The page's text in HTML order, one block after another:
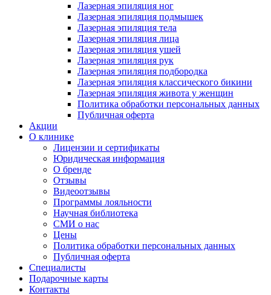
Лазерная эпиляция ног
Лазерная эпиляция подмышек
Лазерная эпиляция тела
Лазерная эпиляция лица
Лазерная эпиляция ушей
Лазерная эпиляция рук
Лазерная эпиляция подбородка
Лазерная эпиляция классического бикини
Лазерная эпиляция живота у женщин
Политика обработки персональных данных
Публичная оферта
Акции
О клинике
Лицензии и сертификаты
Юридическая информация
О бренде
Отзывы
Видеоотзывы
Программы лояльности
Научная библиотека
СМИ о нас
Цены
Политика обработки персональных данных
Публичная оферта
Специалисты
Подарочные карты
Контакты